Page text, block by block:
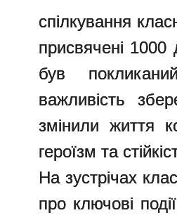
спілкування
присвячені 1000
був
важливість
змінили життя
героїзм та
На зустрічах
про ключові